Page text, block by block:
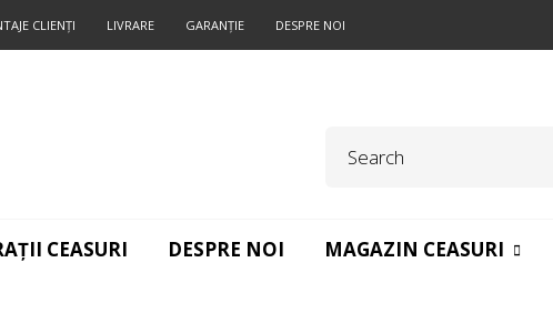
CLIENŢI LIVRARE GARANŢIE DESPRE NOI
CEASURI DESPRE NOI MAGAZIN CEASURI